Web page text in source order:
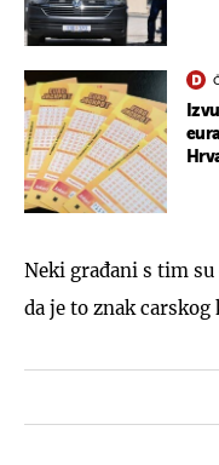
Neki građani s tim
da je to znak